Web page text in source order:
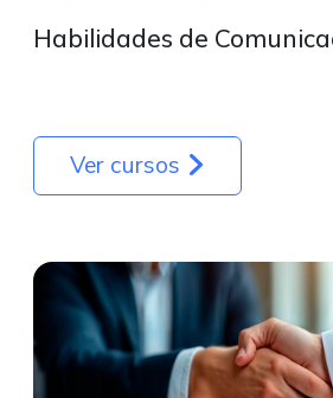
Habilidades de
Ver cursos